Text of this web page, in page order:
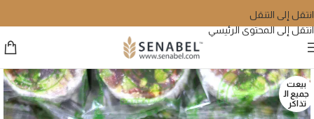
انتقل إلى التنقل
انتقل إلى المحتوى الرئيسي
بيعت
جميع ال
تذاكر